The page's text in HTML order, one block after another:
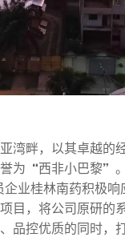
湾畔，以其卓越的
为“西非小巴黎”。
企业桂林南药积极
目，将公司原研的
品控优质的同时